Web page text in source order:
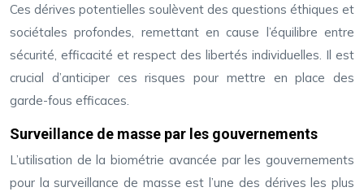
Ces dérives potentielles soulèvent des questions éthiques et
sociétales profondes, remettant en cause l’équilibre entre
sécurité, efficacité et respect des libertés individuelles. Il est
crucial d’anticiper ces risques pour mettre en place des
garde-fous efficaces.
Surveillance de masse par les gouvernements
L’utilisation de la biométrie avancée par les gouvernements
pour la surveillance de masse est l’une des dérives les plus